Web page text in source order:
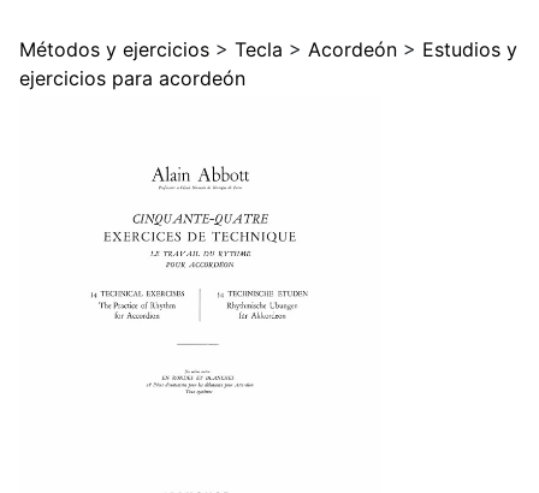
Métodos y ejercicios > Tecla > Acordeón > Estudios y
ejercicios para acordeón